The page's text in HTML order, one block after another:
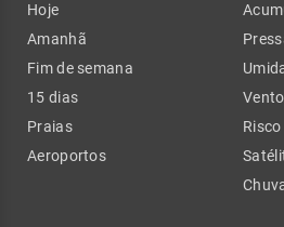
Hoje
Amanhã
Fim de semana
15 dias
Praias
Aeroportos
Vento